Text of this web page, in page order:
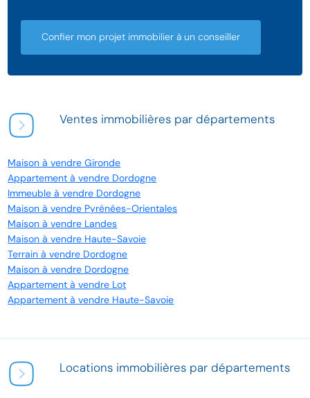
Confier mon projet immobilier à un conseiller
Ventes immobilières par départements
Maison à vendre Gironde
Appartement à vendre Dordogne
Immeuble à vendre Dordogne
Maison à vendre Pyrénées-Orientales
Maison à vendre Landes
Maison à vendre Haute-Savoie
Terrain à vendre Dordogne
Maison à vendre Dordogne
Appartement à vendre Lot
Appartement à vendre Haute-Savoie
Locations immobilières par départements